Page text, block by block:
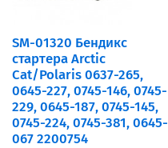
SM-01320 Бендикс
стартера Arctic
Cat/Polaris 0637-265,
0645-227, 0745-146, 0745-
229, 0645-187, 0745-145,
0745-224, 0745-381, 0645-
067 2200754